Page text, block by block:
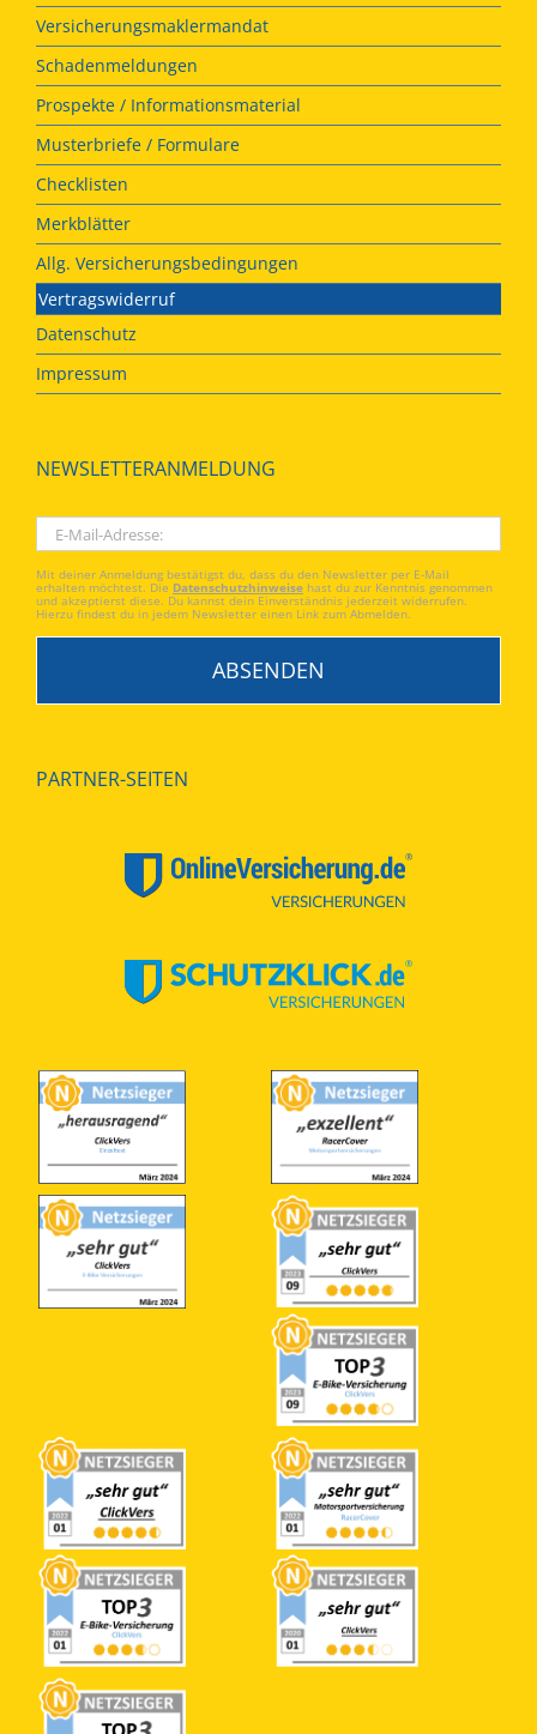
Versicherungsmaklermandat
Schadenmeldungen
Prospekte / Informationsmaterial
Musterbriefe / Formulare
Checklisten
Merkblätter
Allg. Versicherungsbedingungen
Vertragswiderruf
Datenschutz
Impressum
NEWSLETTERANMELDUNG
Mit deiner Anmeldung bestätigst du, dass du den Newsletter per E-Mail
erhalten möchtest. Die Datenschutzhinweise hast du zur Kenntnis genommen
und akzeptierst diese. Du kannst dein Einverständnis jederzeit widerrufen.
Hierzu findest du in jedem Newsletter einen Link zum Abmelden.
PARTNER-SEITEN